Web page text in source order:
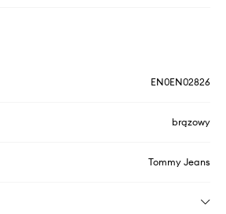
EN0EN02826
brązowy
Tommy Jeans